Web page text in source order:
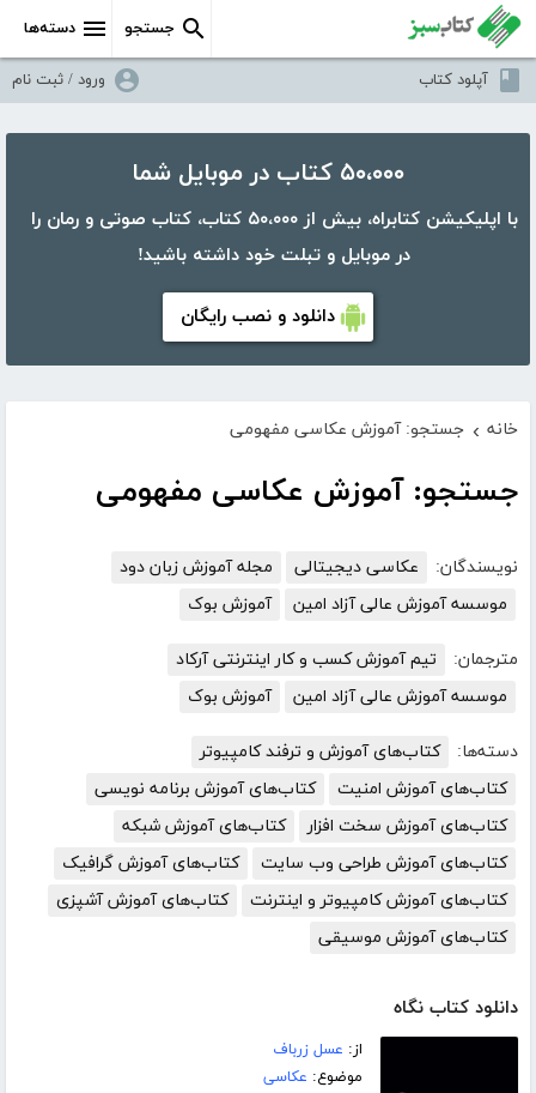
دسته‌ها جستجو
آپلود کتاب ورود / ثبت نام
۵۰،۰۰۰ کتاب در موبایل شما
با اپلیکیشن کتابراه، بیش از ۵۰،۰۰۰ کتاب، کتاب صوتی و رمان را
در موبایل و تبلت خود داشته باشید!
دانلود و نصب رایگان
خانه › جستجو: آموزش عکاسی مفهومی
جستجو: آموزش عکاسی مفهومی
نویسندگان: عکاسی دیجیتالی
مجله آموزش زبان دود
موسسه آموزش عالی آزاد امین
آموزش بوک
مترجمان:
تیم آموزش کسب و کار اینترنتی آرکاد
موسسه آموزش عالی آزاد امین
آموزش بوک
دسته‌ها:
کتاب‌های آموزش و ترفند کامپیوتر
کتاب‌های آموزش امنیت
کتاب‌های آموزش برنامه نویسی
کتاب‌های آموزش سخت افزار
کتاب‌های آموزش شبکه
کتاب‌های آموزش طراحی وب سایت
کتاب‌های آموزش گرافیک
کتاب‌های آموزش کامپیوتر و اینترنت
کتاب‌های آموزش آشپزی
کتاب‌های آموزش موسیقی
دانلود کتاب نگاه
از: عسل زرباف
موضوع: عکاسی